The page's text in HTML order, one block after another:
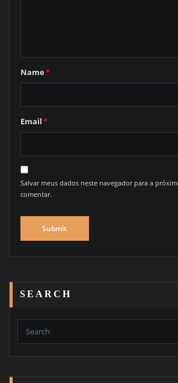
Name*
Email*
Salvar meus dados neste navegador para a
comentar.
SEARCH